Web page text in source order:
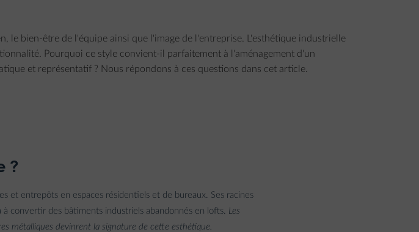
le bien-être de l'équipe ainsi que l'image de l'entreprise. L'esthétique industrielle
Pourquoi ce style convient-il parfaitement à l'aménagement d'un
et représentatif ? Nous répondons à ces questions dans cet article.
?
et entrepôts en espaces résidentiels et de bureaux. Ses racines
convertir des bâtiments industriels abandonnés en lofts. Les
métalliques devinrent la signature de cette esthétique.